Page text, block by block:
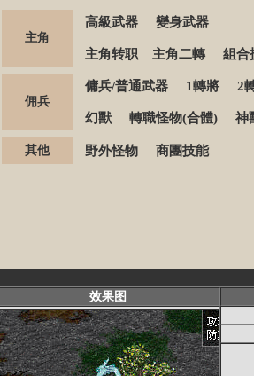
主角
高級武器 變身武器
主角转职 主角二轉 組合
佣兵
傭兵/普通武器 1轉將 2
幻獸 轉職怪物(合體) 神
其他 野外怪物 商團技能
效果图